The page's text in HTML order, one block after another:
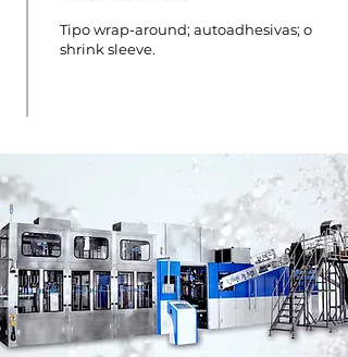
Tipo wrap-around; autoadhesivas; o
shrink sleeve.